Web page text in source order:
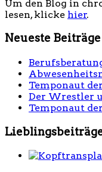
Um den Blog in
lesen, klicke hier.
Neueste Beiträge
Temponaut
Der Wrestler
Temponaut